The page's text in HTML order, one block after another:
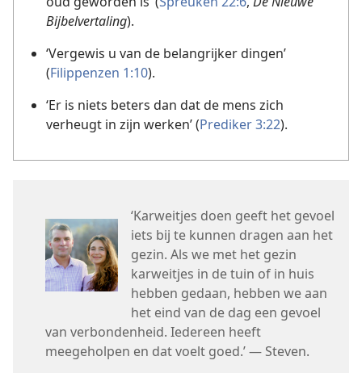
Bijbelvertaling).
‘Vergewis u van de belangrijker dingen’
(Filippenzen 1:10).
‘Er is niets beters dan dat de mens zich
verheugt in zijn werken’ (Prediker 3:22).
‘Karweitjes doen geeft het gevoel
iets bij te kunnen dragen aan het
gezin. Als we met het gezin
karweitjes in de tuin of in huis
hebben gedaan, hebben we aan
het eind van de dag een gevoel
van verbondenheid. Iedereen heeft
meegeholpen en dat voelt goed.’ — Steven.